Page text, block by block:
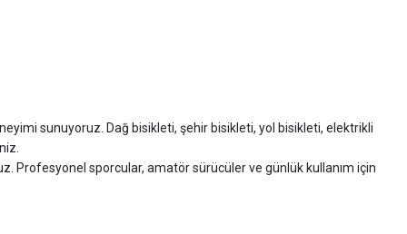
sunuyoruz. Dağ bisikleti, şehir bisikleti, yol bisikleti, elektrikli
Profesyonel sporcular, amatör sürücüler ve günlük kullanım için